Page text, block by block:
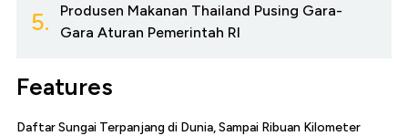
5.
Produsen Makanan Thailand Pusing Gara-
Gara Aturan Pemerintah RI
Features
Daftar Sungai Terpanjang di Dunia, Sampai Ribuan Kilometer